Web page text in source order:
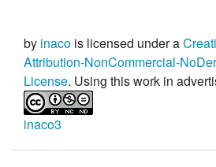
by inaco is licensed under a
Attribution-NonCommercial-
License. Using this work in
inaco3